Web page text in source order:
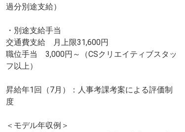
過分別途支給）
・別途支給手当
交通費支給 月上限31,600円
職位手当 3,000円～（CSクリエイティブスタッ
フ以上）
昇給年1回（7月）：人事考課考案による評価制
度
＜モデル年収例＞